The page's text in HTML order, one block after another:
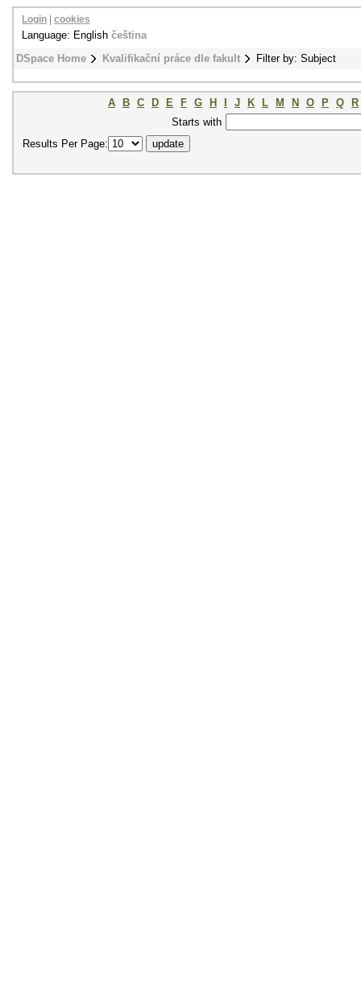
DSpace Home Kvalifikační práce dle fakult Filter by: Subject
Login cookies
Language: English čeština
A B C D E F G H J K L M N O P Q
R
Starts with
Results Per Page: